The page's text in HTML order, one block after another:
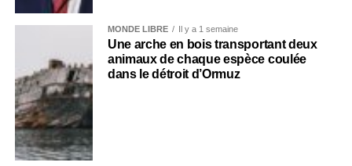
MONDE LIBRE Il y a 1 semaine
Une arche en bois transportant deux
animaux de chaque espèce coulée
dans le détroit d’Ormuz